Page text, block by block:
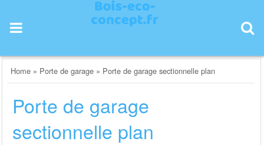
content
Home » Porte de garage » Porte de garage sectionnelle plan
Porte de garage
sectionnelle plan